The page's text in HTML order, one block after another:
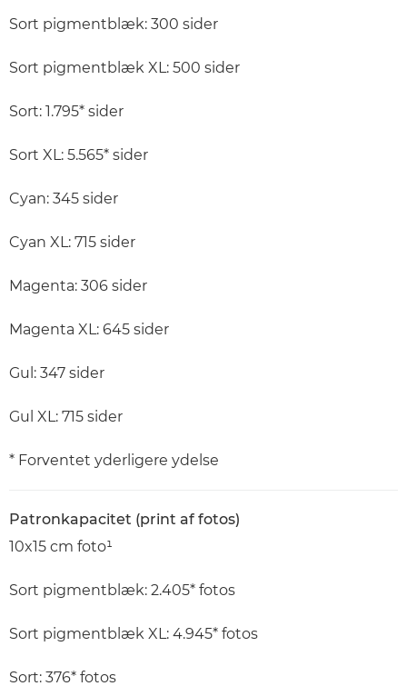
Sort pigmentblæk: 300 sider
Sort pigmentblæk XL: 500 sider
Sort: 1.795* sider
Sort XL: 5.565* sider
Cyan: 345 sider
Cyan XL: 715 sider
Magenta: 306 sider
Magenta XL: 645 sider
Gul: 347 sider
Gul XL: 715 sider
* Forventet yderligere ydelse
Patronkapacitet (print af fotos)
10x15 cm foto¹
Sort pigmentblæk: 2.405* fotos
Sort pigmentblæk XL: 4.945* fotos
Sort: 376* fotos